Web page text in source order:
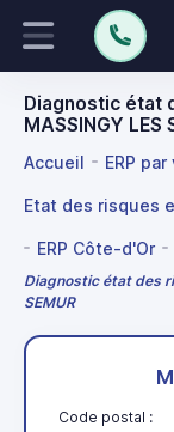
Diagnostic état
MASSINGY LES
Accueil ERP
Etat des risques
ERP Côte-d'Or
Diagnostic état des
SEMUR
Code postal :